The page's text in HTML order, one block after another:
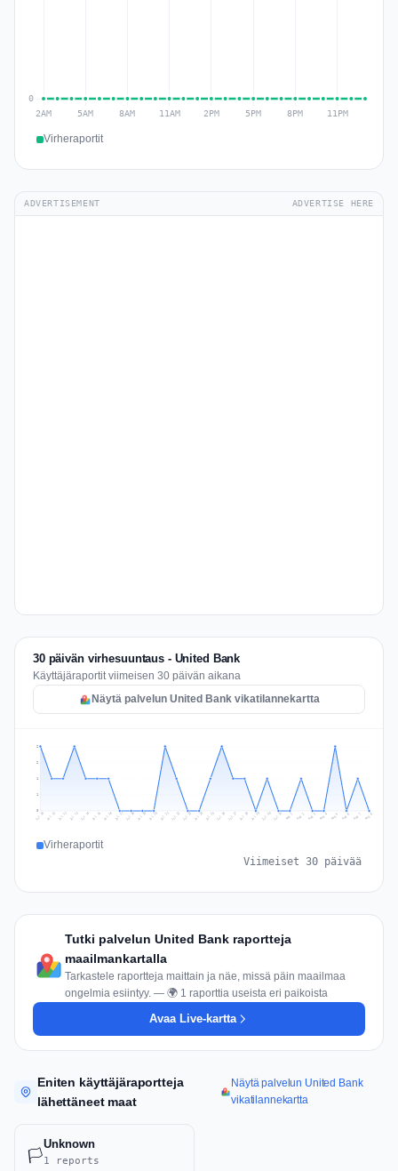
Virheraportit
ADVERTISEMENT ADVERTISE HERE
30 päivän virhesuuntaus - United Bank
Käyttäjäraportit viimeisen 30 päivän aikana
Näytä palvelun United Bank vikatilannekartta
1
1
2
2
Jul 10 Jul 11 Jul 12 Jul 13 Jul 14 Jul 15 Jul 16 Jul 17 Jul 18 Jul 19 Jul 20 Jul 21 Jul 22 Jul 23 Jul 24 Jul 25 Jul 26 Jul 27 Jul 28 Jul 29 Jul 30 Jul 31 Aug 1 Aug 2 Aug 3 Aug 4 Aug 5 Aug 6 Aug 7 Aug 8
Virheraportit
Viimeiset 30 päivää
Tutki palvelun United Bank raportteja
maailmankartalla
Tarkastele raportteja maittain ja näe, missä päin maailmaa
ongelmia esiintyy. — 🌍 1 raporttia useista eri paikoista
Avaa Live-kartta
Eniten käyttäjäraportteja
lähettäneet maat
Näytä palvelun United Bank
vikatilannekartta
🏳️
Unknown
1 reports